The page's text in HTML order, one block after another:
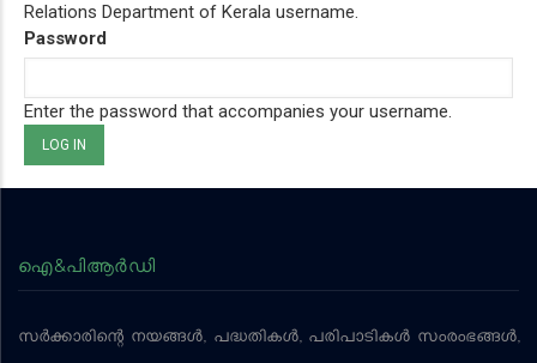
Relations Department of Kerala username.
Password
Enter the password that accompanies your username.
ഐ&പിആര്‍ഡി
സര്‍ക്കാരിന്റെ നയങ്ങള്‍, പദ്ധതികള്‍, പരിപാടികള്‍ സംരംഭങ്ങള്‍,